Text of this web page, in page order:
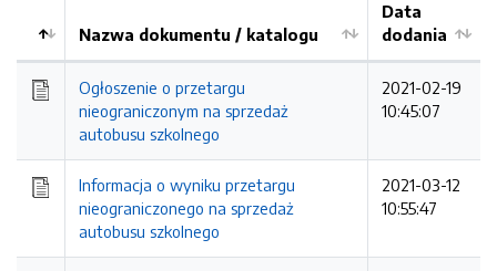
Kolejność
Nazwa dokumentu / katalogu
Data
dodania
Ogłoszenie o przetargu
nieograniczonym na sprzedaż
autobusu szkolnego
2021-02-19
10:45:07
Informacja o wyniku przetargu
nieograniczonego na sprzedaż
autobusu szkolnego
2021-03-12
10:55:47